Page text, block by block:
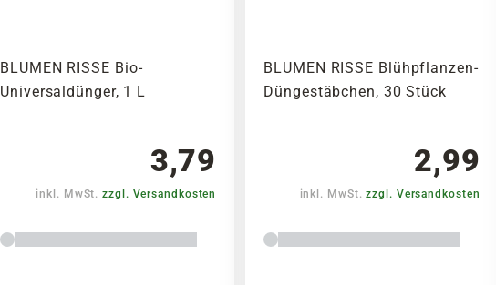
BLUMEN RISSE Bio-
Universaldünger, 1 L
3,79
inkl. MwSt.zzgl. Versandkosten
BLUMEN RISSE Blühpflanzen-
Düngestäbchen, 30 Stück
2,99
inkl. MwSt.zzgl. Versandkosten